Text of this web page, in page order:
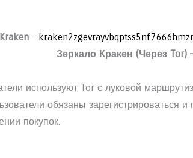
–
Зеркало Кракен (Через Tor)
используют Tor с луковой
обязаны зарегистрироваться
покупок.